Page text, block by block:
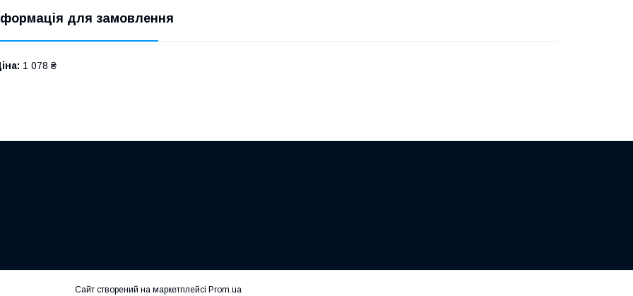
для замовлення
1 078 ₴
Сайт створений на маркетплейсі Prom.ua